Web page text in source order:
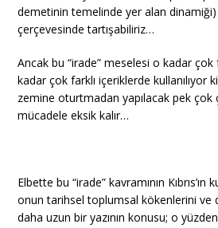
demetinin temelinde yer alan dinamiği)
çerçevesinde tartışabiliriz…
Ancak bu “irade” meselesi o kadar çok
kadar çok farklı içeriklerde kullanılıyor
zemine oturtmadan yapılacak pek çok
mücadele eksik kalır…
Elbette bu “irade” kavramının Kıbrıs’ın
onun tarihsel toplumsal kökenlerini ve
daha uzun bir yazının konusu; o